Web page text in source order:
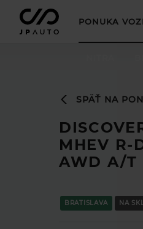
PONUKA
SPÄŤ NA
MHEV R-
AWD A/T
BRATISLAVA NA